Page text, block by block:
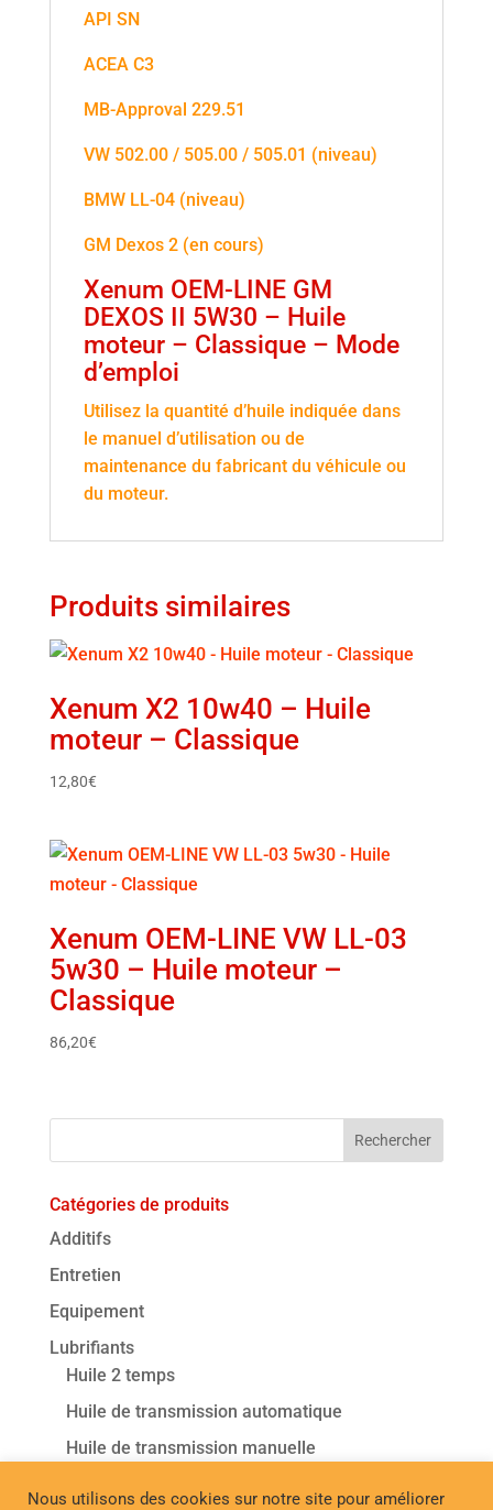
API SN
ACEA C3
MB-Approval 229.51
VW 502.00 / 505.00 / 505.01 (niveau)
BMW LL-04 (niveau)
GM Dexos 2 (en cours)
Xenum OEM-LINE GM
DEXOS II 5W30 – Huile
moteur – Classique – Mode
d’emploi
Utilisez la quantité d’huile indiquée dans
le manuel d’utilisation ou de
maintenance du fabricant du véhicule ou
du moteur.
Produits similaires
Xenum X2 10w40 – Huile
moteur – Classique
12,80€
Xenum OEM-LINE VW LL-03
5w30 – Huile moteur –
Classique
86,20€
Catégories de produits
Additifs
Entretien
Equipement
Lubrifiants
Huile 2 temps
Huile de transmission automatique
Huile de transmission manuelle
Nous utilisons des cookies sur notre site pour améliorer